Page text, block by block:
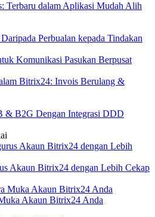
Terbaru dalam Aplikasi Mudah Alih
Perbualan kepada Tindakan
Komunikasi Pasukan Berpusat
Bitrix24: Invois Berulang &
& B2G Dengan Integrasi DDD
Akaun Bitrix24 dengan Lebih Cekap
Akaun Bitrix24 Anda